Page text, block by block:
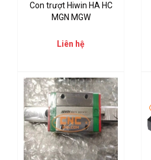
Con trượt Hiwin HA HC
MGN MGW
Liên hệ